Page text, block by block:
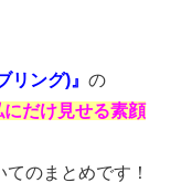
リング)』 の
にだけ見せる素顔
のまとめです！